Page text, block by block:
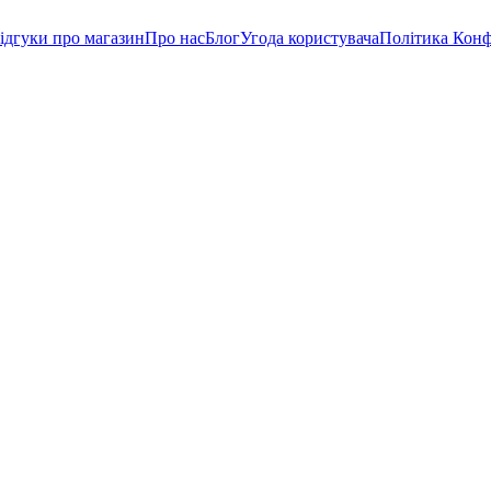
про магазинПро насБлогУгода користувачаПолітика